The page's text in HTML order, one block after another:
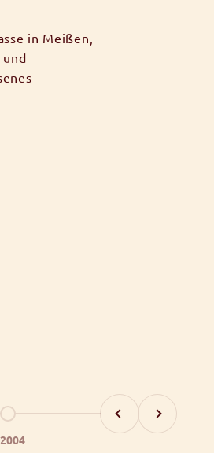
in Meißen,
und
Gehe zu Element 9
2004
ZurückVor